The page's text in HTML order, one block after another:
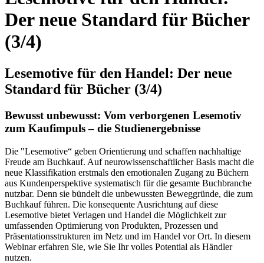
Der neue Standard für Bücher
(3/4)
Lesemotive für den Handel: Der neue
Standard für Bücher (3/4)
Bewusst unbewusst: Vom verborgenen Lesemotiv
zum Kaufimpuls – die Studienergebnisse
Die "Lesemotive“ geben Orientierung und schaffen nachhaltige
Freude am Buchkauf. Auf neurowissenschaftlicher Basis macht die
neue Klassifikation erstmals den emotionalen Zugang zu Büchern
aus Kundenperspektive systematisch für die gesamte Buchbranche
nutzbar. Denn sie bündelt die unbewussten Beweggründe, die zum
Buchkauf führen. Die konsequente Ausrichtung auf diese
Lesemotive bietet Verlagen und Handel die Möglichkeit zur
umfassenden Optimierung von Produkten, Prozessen und
Präsentationsstrukturen im Netz und im Handel vor Ort. In diesem
Webinar erfahren Sie, wie Sie Ihr volles Potential als Händler
nutzen.